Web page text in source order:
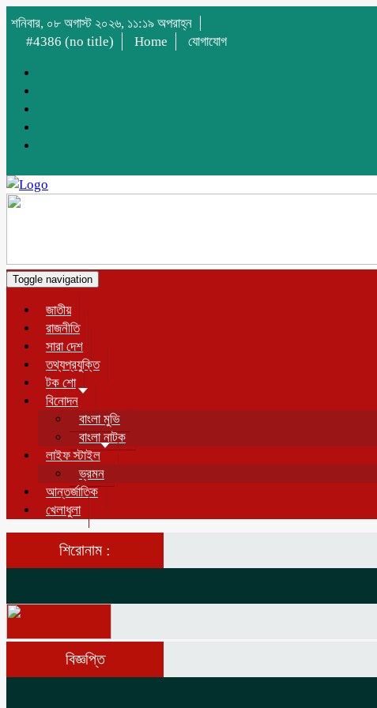
শনিবার, ০৮ অগাস্ট ২০২৬, ১১:১৯ অপরাহ্ন
#4386 (no title)
Home যোগাযোগ
Toggle navigation
জাতীয়
রাজনীতি
সারা দেশ
তথ্যপ্রযুক্তি
টক শো
বিনোদন
বাংলা মুভি
বাংলা নাটক
লাইফ স্টাইল
ভ্রমন
আন্তর্জাতিক
খেলাধুলা
শিরোনাম :
বিজ্ঞপ্তি